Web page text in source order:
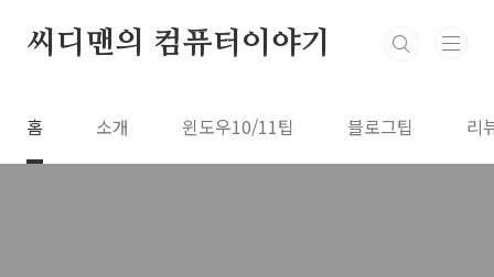
씨디맨의 컴퓨터이야기
홈 소개 윈도우10/11팁 블로그팁 리